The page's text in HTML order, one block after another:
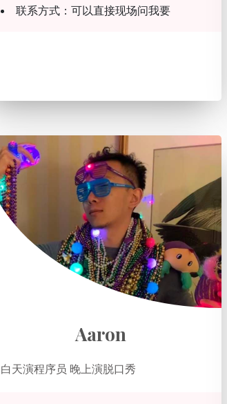
联系方式：可以直接现场问我要
Aaron
白天演程序员 晚上演脱口秀